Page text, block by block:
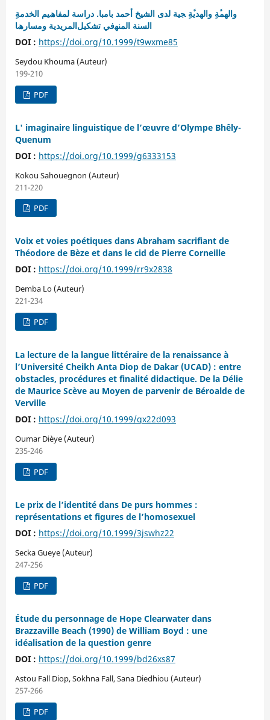
واﻟﮭﻤﱠﺔِ واﻟﮭﺪﯾﱠﺔِ ﺠﯿﺔ ﻟﺪى اﻟﺸﯿﺦ أﺣﻤﺪ ﺑﺎﻣﺒﺎ. دراﺳﺔ ﻟﻤﻔﺎھﯿﻢ اﻟﺨﺪﻣﺔِ
اﻟﺴﻨﺔ اﻟﻤﻨﮭﻓﻲ ﺗﺸﻜﯿﻞاﻟﻤﺮﯾﺪﯾﺔ وﻣﺴﺎرھﺎ
DOI : https://doi.org/10.1999/t9wxme85
Seydou Khouma (Auteur)
199-210
PDF
L' imaginaire linguistique de l’œuvre d’Olympe Bhêly-
Quenum
DOI : https://doi.org/10.1999/g6333153
Kokou Sahouegnon (Auteur)
211-220
PDF
Voix et voies poétiques dans Abraham sacrifiant de
Théodore de Bèze et dans le cid de Pierre Corneille
DOI : https://doi.org/10.1999/rr9x2838
Demba Lo (Auteur)
221-234
PDF
La lecture de la langue littéraire de la renaissance à
l’Université Cheikh Anta Diop de Dakar (UCAD) : entre
obstacles, procédures et finalité didactique. De la Délie
de Maurice Scève au Moyen de parvenir de Béroalde de
Verville
DOI : https://doi.org/10.1999/qx22d093
Oumar Dièye (Auteur)
235-246
PDF
Le prix de l’identité dans De purs hommes :
représentations et figures de l’homosexuel
DOI : https://doi.org/10.1999/3jswhz22
Secka Gueye (Auteur)
247-256
PDF
Étude du personnage de Hope Clearwater dans
Brazzaville Beach (1990) de William Boyd : une
idéalisation de la question genre
DOI : https://doi.org/10.1999/bd26xs87
Astou Fall Diop, Sokhna Fall, Sana Diedhiou (Auteur)
257-266
PDF